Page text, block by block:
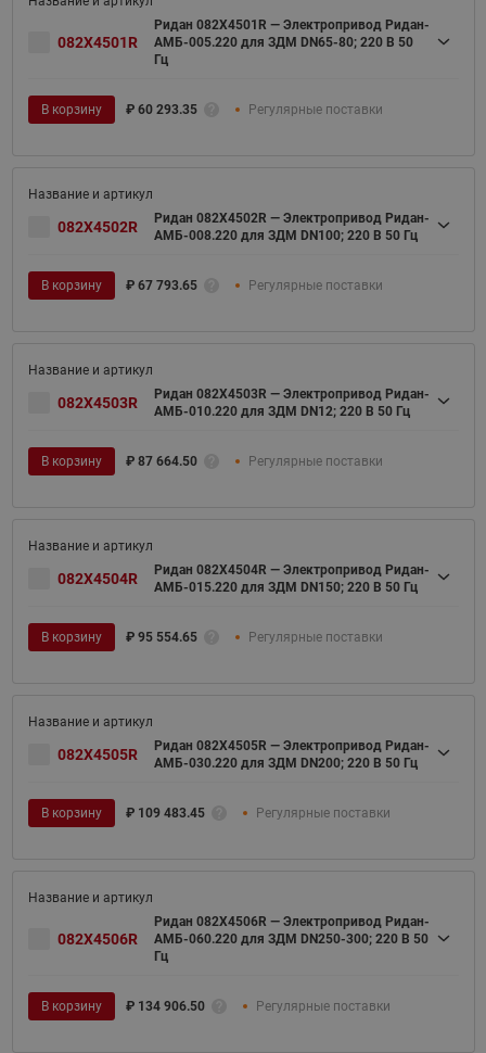
082X4501R
Ридан 082X4501R — Электропривод Ридан-
АМБ-005.220 для ЗДМ DN65-80; 220 В 50
Гц
В корзину ₽ 60 293.35 Регулярные поставки
082X4502R
Ридан 082X4502R — Электропривод Ридан-
АМБ-008.220 для ЗДМ DN100; 220 В 50 Гц
В корзину ₽ 67 793.65 Регулярные поставки
082X4503R
Ридан 082X4503R — Электропривод Ридан-
АМБ-010.220 для ЗДМ DN12; 220 В 50 Гц
В корзину ₽ 87 664.50 Регулярные поставки
082X4504R
Ридан 082X4504R — Электропривод Ридан-
АМБ-015.220 для ЗДМ DN150; 220 В 50 Гц
В корзину ₽ 95 554.65 Регулярные поставки
082X4505R
Ридан 082X4505R — Электропривод Ридан-
АМБ-030.220 для ЗДМ DN200; 220 В 50 Гц
В корзину ₽ 109 483.45 Регулярные поставки
082X4506R
Ридан 082X4506R — Электропривод Ридан-
АМБ-060.220 для ЗДМ DN250-300; 220 В 50
Гц
В корзину ₽ 134 906.50 Регулярные поставки